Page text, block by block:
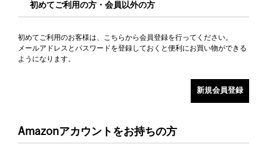
初めてご利用の方・会員以外の方
初めてご利用のお客様は、こちらから会員登録を行ってください。
メールアドレスとパスワードを登録しておくと便利にお買い物ができる
ようになります。
Amazonアカウントをお持ちの方